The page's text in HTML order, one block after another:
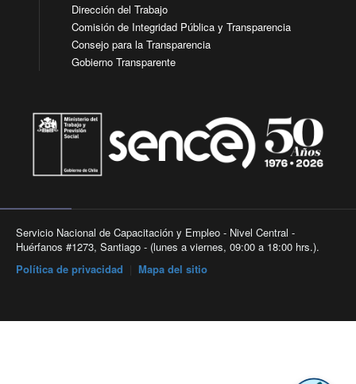
Dirección del Trabajo
Comisión de Integridad Pública y Transparencia
Consejo para la Transparencia
Gobierno Transparente
Servicio Nacional de Capacitación y Empleo - Nivel Central -
Huérfanos #1273, Santiago - (lunes a viernes, 09:00 a 18:00 hrs.).
Política de privacidad
Mapa del sitio